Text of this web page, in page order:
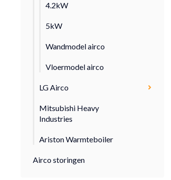
4.2kW
5kW
Wandmodel airco
Vloermodel airco
LG Airco
Mitsubishi Heavy
Industries
Ariston Warmteboiler
Airco storingen